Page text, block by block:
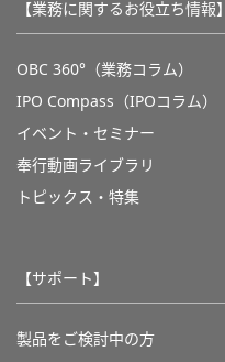
【業務に関するお役立ち情報】
OBC 360°（業務コラム）
IPO Compass（IPOコラム）
イベント・セミナー
奉行動画ライブラリ
トピックス・特集
【サポート】
製品をご検討中の方